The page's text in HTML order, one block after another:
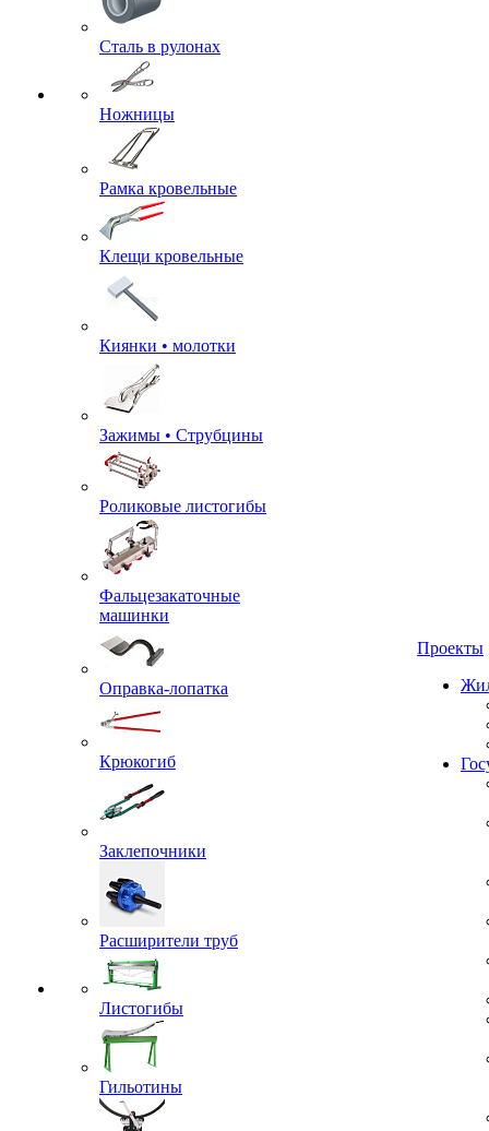
Сталь в рулонах
Ножницы
Рамка кровельные
Клещи кровельные
Киянки • молотки
Зажимы • Струбцины
Роликовые листогибы
Фальцезакаточные
машинки
Оправка-лопатка
Крюкогиб
Заклепочники
Расширители труб
Листогибы
Гильотины